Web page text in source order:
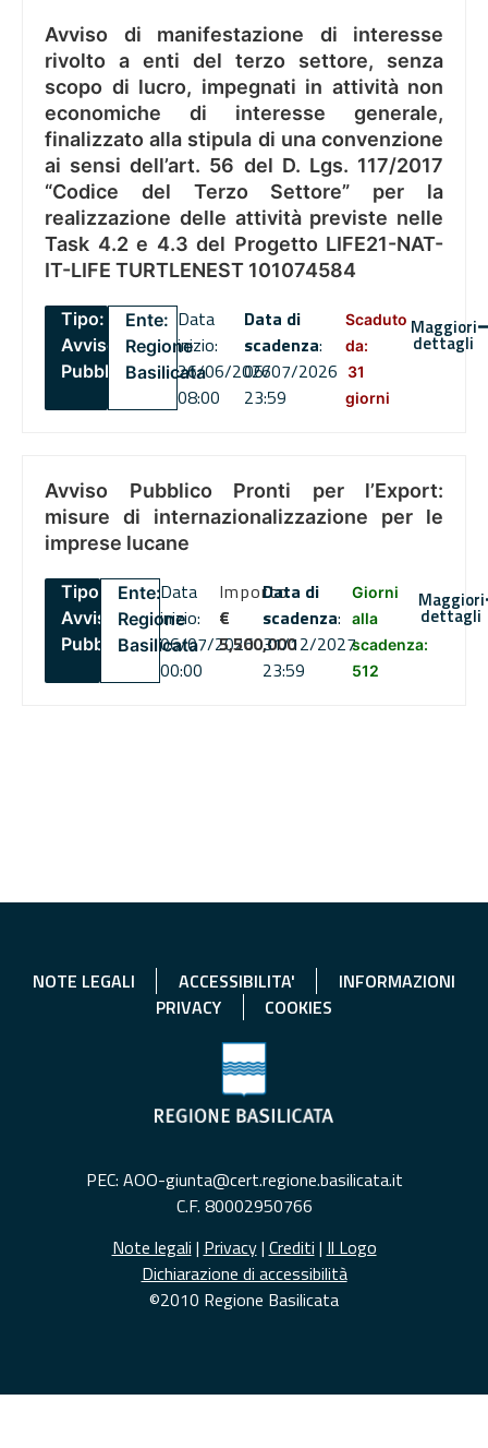
Avviso di manifestazione di interesse
rivolto a enti del terzo settore, senza
scopo di lucro, impegnati in attività non
economiche di interesse generale,
finalizzato alla stipula di una convenzione
ai sensi dell’art. 56 del D. Lgs. 117/2017
“Codice del Terzo Settore” per la
realizzazione delle attività previste nelle
Task 4.2 e 4.3 del Progetto LIFE21-NAT-
IT-LIFE TURTLENEST 101074584
Tipo:
Avviso
Pubblico
Ente:
Regione
Basilicata
Data
inizio:
26/06/2026
08:00
Data di
scadenza:
06/07/2026
23:59
Scaduto
da:
31
giorni
Maggiori
dettagli
Avviso Pubblico Pronti per l’Export:
misure di internazionalizzazione per le
imprese lucane
Tipo:
Avviso
Pubblico
Ente:
Regione
Basilicata
Data
inizio:
06/07/2026
00:00
Importo
€
5,500,000
Data di
scadenza:
31/12/2027
23:59
Giorni
alla
scadenza:
512
Maggiori
dettagli
NOTE LEGALI ACCESSIBILITA'
INFORMAZIONI
PRIVACY
COOKIES
PEC: AOO-giunta@cert.regione.basilicata.it
C.F. 80002950766
Note legali | Privacy| Crediti | Il Logo
Dichiarazione di accessibilità
©2010 Regione Basilicata